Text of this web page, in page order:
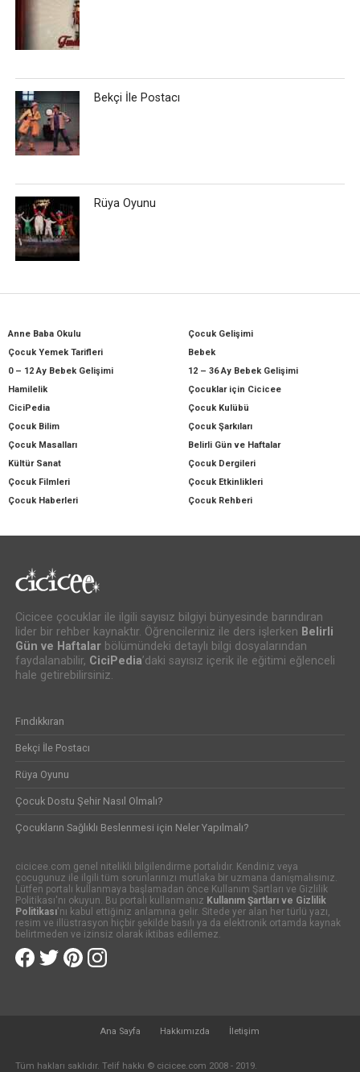
Bekçi İle Postacı
Rüya Oyunu
Anne Baba Okulu
Çocuk Gelişimi
Çocuk Yemek Tarifleri
Bebek
0 – 12 Ay Bebek Gelişimi
12 – 36 Ay Bebek Gelişimi
Hamilelik
Çocuklar için Cicicee
CiciPedia
Çocuk Kulübü
Çocuk Bilim
Çocuk Şarkıları
Çocuk Masalları
Belirli Gün ve Haftalar
Kültür Sanat
Çocuk Dergileri
Çocuk Filmleri
Çocuk Etkinlikleri
Çocuk Haberleri
Çocuk Rehberi
Cicicee çocuklar ile ilgili sayısız bilgiyi bünyesinde barındıran
lider bir rehber kaynaktır. Öğrencileriniz ile ders işlerken Belirli
Gün ve Haftalarbölümündeki detaylı bilgi dosyalarından
faydalanabilir, CiciPedia’daki sayısız içerik ile eğitimi eğlenceli
hale getirebilirsiniz.
Fındıkkıran
Bekçi İle Postacı
Rüya Oyunu
Çocuk Dostu Şehir Nasıl Olmalı?
Çocukların Sağlıklı Beslenmesi için Neler Yapılmalı?
cicicee.com genel nitelikli bilgilendirme portalıdır. Kendiniz veya
çocugunuz ile ilgili tüm sorunlarınızı mutlaka bir uzmana danışmalısınız.
Lütfen portalı kullanmaya başlamadan önce Kullanım Şartları ve Gizlilik
Politikası'nı okuyun. Bu portalı kullanmanız Kullanım Şartları ve Gizlilik
Politikası'nı kabul ettiğiniz anlamına gelir. Sitede yer alan her türlü yazı,
resim ve illüstrasyon hiçbir şekilde basılı ya da elektronik ortamda kaynak
belirtmeden ve izinsiz olarak iktibas edilemez.
Ana Sayfa Hakkımızda İletişim
Tüm hakları saklıdır. Telif hakkı © cicicee.com 2008 - 2019.